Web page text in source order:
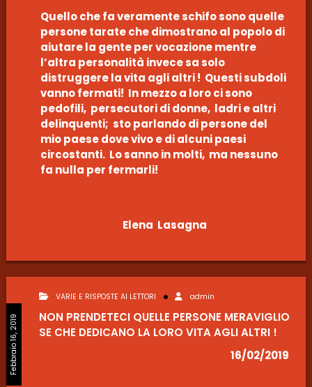
Quello che fa veramente schifo sono quelle
persone tarate che dimostrano al popolo di
aiutare la gente per vocazione mentre
l’altra personalità invece sa solo
distruggere la vita agli altri ! Questi subdoli
vanno fermati! In mezzo a loro ci sono
pedofili, persecutori di donne, ladri e altri
delinquenti; sto parlando di persone del
mio paese dove vivo e di alcuni paesi
circostanti. Lo sanno in molti, ma nessuno
fa nulla per fermarli!
Elena Lasagna
Febbraio 16, 2019
VARIE E RISPOSTE AI LETTORI admin
NON PRENDETECI QUELLE PERSONE MERAVIGLIO
SE CHE DEDICANO LA LORO VITA AGLI ALTRI !
16/02/2019